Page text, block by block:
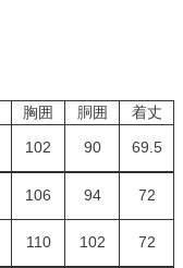
胸囲 胴囲
着丈
102 90 69.5
106 94 72
110 102 72